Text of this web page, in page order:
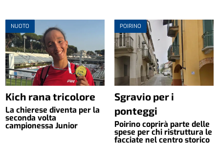
NUOTO
Kich rana tricolore
La chierese diventa per la
seconda volta
campionessa Junior
POIRINO
Sgravio per i
ponteggi
Poirino coprirà parte delle
spese per chi ristruttura le
facciate nel centro storico